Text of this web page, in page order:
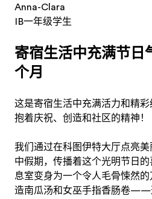
Anna-Clara
IB一年级学生
寄宿生活中充满节日
个月
这是寄宿生活中充满活力和精
抱着庆祝、创造和社区的精神！
我们通过在科图伊特大厅点亮
中假期，传播着这个光明节日
息室变身为一个令人毛骨悚然
造南瓜汤和女巫手指香肠卷——